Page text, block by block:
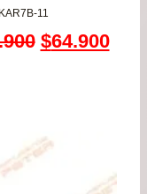
11
El
era:
$72.900.
$64.900El